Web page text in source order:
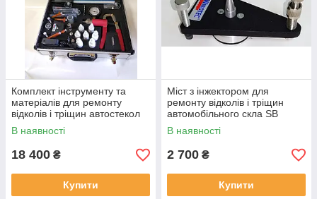
Комплект інструменту та
матеріалів для ремонту
відколів і тріщин автостекол
В наявності
18 400 ₴
Купити
Міст з інжектором для
ремонту відколів і тріщин
автомобільного скла SB
Classic
В наявності
2 700 ₴
Купити